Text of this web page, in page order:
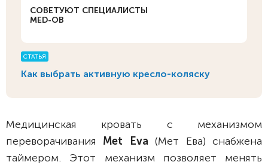
СОВЕТУЮТ СПЕЦИАЛИСТЫ
MED-OB
СТАТЬЯ
Как выбрать активную кресло-коляску
Медицинская кровать с механизмом
переворачивания Met Eva (Мет Ева) снабжена
таймером. Этот механизм позволяет менять